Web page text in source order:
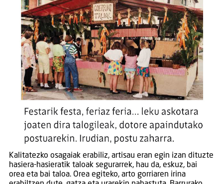
Kalitatezko osagaiak erabiliz, artisau eran egin izan dituzte
hasiera-hasieratik taloak segurarrek, hau da, eskuz, bai
orea eta bai taloa. Orea egiteko, arto gorriaren irina